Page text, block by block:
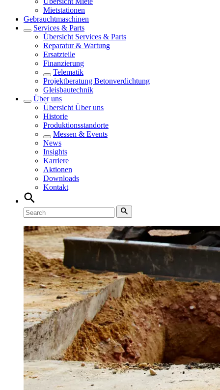
Mietstationen
Gebrauchtmaschinen
Services & Parts
Übersicht Services & Parts
Reparatur & Wartung
Ersatzteile
Finanzierung
Telematik
Projektberatung Betonverdichtung
Gleisbautechnik
Über uns
Übersicht Über uns
Historie
Produktionsstandorte
Messen & Events
News
Insights
Karriere
Aktionen
Downloads
Kontakt